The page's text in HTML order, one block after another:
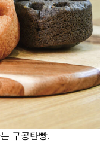
구공탄빵.